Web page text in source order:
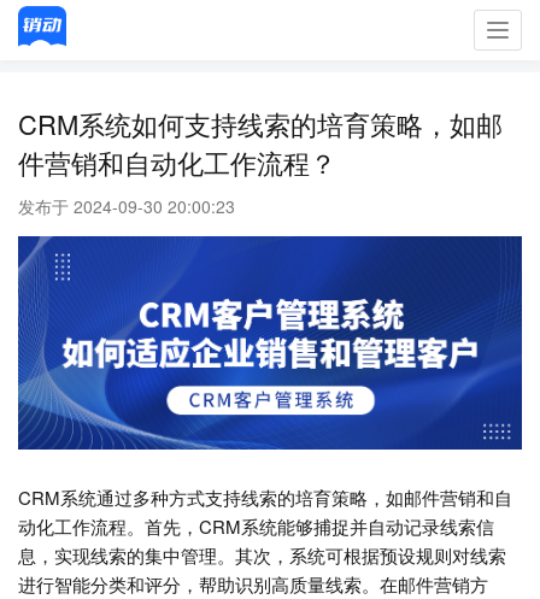
CRM系统如何支持线索的培育策略，如邮
件营销和自动化工作流程？
发布于 2024-09-30 20:00:23
CRM系统通过多种方式支持线索的培育策略，如邮件营销和自
动化工作流程。首先，CRM系统能够捕捉并自动记录线索信
息，实现线索的集中管理。其次，系统可根据预设规则对线索
进行智能分类和评分，帮助识别高质量线索。在邮件营销方